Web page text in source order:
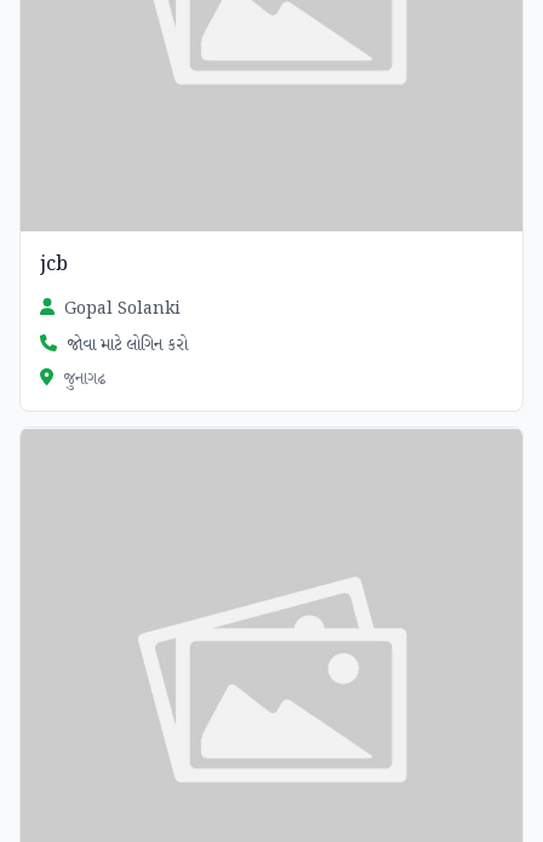
jcb
Gopal Solanki
જોવા માટે લોગિન કરો
જુનાગઢ